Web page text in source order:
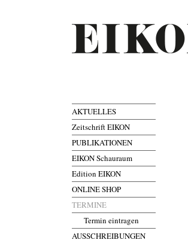
AKTUELLES
Zeitschrift EIKON
PUBLIKATIONEN
EIKON Schauraum
Edition EIKON
ONLINE SHOP
TERMINE
Termin eintragen
AUSSCHREIBUNGEN